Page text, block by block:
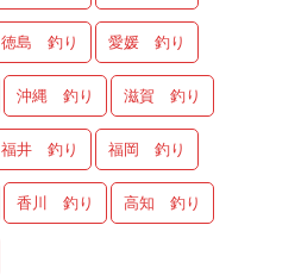
徳島 釣り 愛媛 釣り
沖縄 釣り 滋賀 釣り
福井 釣り 福岡 釣り
香川 釣り 高知 釣り